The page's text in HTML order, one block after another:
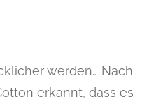
werden… Nach
erkannt, dass es